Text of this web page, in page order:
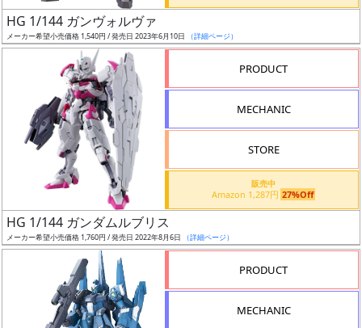
定
予
HG 1/144 ガンヴォルヴァ
メーカー希望小売価格 1,540円 / 発売日 2023年6月10日 （詳細ページ）
PRODUCT
MECHANIC
STORE
販売中
Amazon 1,287円 27%Off
HG 1/144 ガンダムルブリス
メーカー希望小売価格 1,760円 / 発売日 2022年8月6日 （詳細ページ）
PRODUCT
MECHANIC